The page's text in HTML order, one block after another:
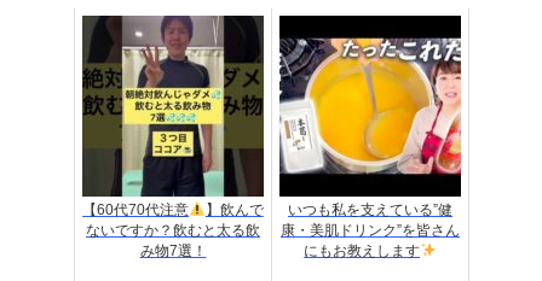
【60代70代注意
】飲んで
ないですか？飲むと太る飲
み物7選！
いつも私を支えている”健
康・美肌ドリンク”を皆さん
にもお教えします